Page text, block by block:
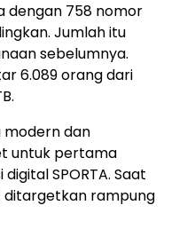
dengan 758 nomor
Jumlah itu
sebelumnya.
6.089 orang dari
modern dan
untuk pertama
SPORTA. Saat
ditargetkan rampung